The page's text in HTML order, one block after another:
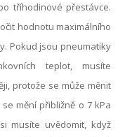
tříhodinové přestávce.
hodnotu maximálního
Pokud jsou pneumatiky
teplot, musíte
protože se může měnit
mění přibližně o 7 kPa
musíte uvědomit, když